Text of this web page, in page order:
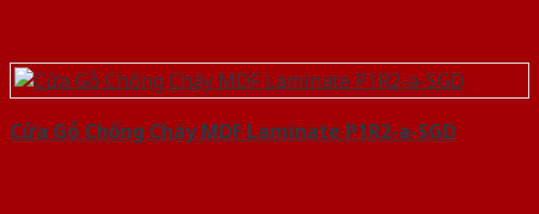
Cửa Gỗ Chống Cháy MDF Laminate P1R2-a-SGD